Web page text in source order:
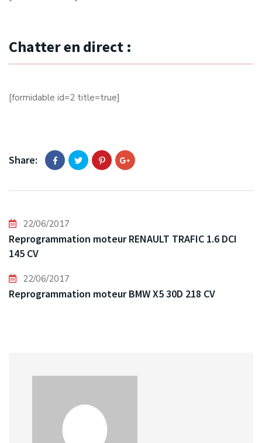
Chatter en direct :
[formidable id=2 title=true]
Share:
22/06/2017
Reprogrammation moteur RENAULT TRAFIC 1.6 DCI
145 CV
22/06/2017
Reprogrammation moteur BMW X5 30D 218 CV